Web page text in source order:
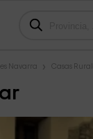
Navarra Casas